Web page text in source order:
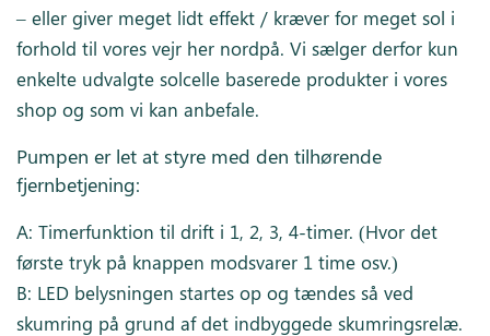
– eller giver meget lidt effekt / kræver for meget sol i
forhold til vores vejr her nordpå. Vi sælger derfor kun
enkelte udvalgte solcelle baserede produkter i vores
shop og som vi kan anbefale.
Pumpen er let at styre med den tilhørende
fjernbetjening:
A: Timerfunktion til drift i 1, 2, 3, 4-timer. (Hvor det
første tryk på knappen modsvarer 1 time osv.)
B: LED belysningen startes op og tændes så ved
skumring på grund af det indbyggede skumringsrelæ.